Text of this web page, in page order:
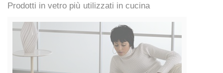
Prodotti in vetro più utilizzati in cucina